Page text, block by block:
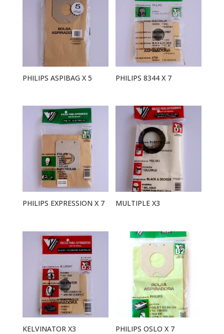
PHILIPS ASPIBAG X 5 PHILIPS 8344 X 7
PHILIPS EXPRESSION X 7 MULTIPLE X3
KELVINATOR X3 PHILIPS OSLO X 7